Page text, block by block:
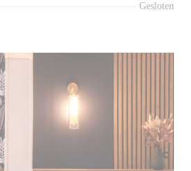
Gesloten